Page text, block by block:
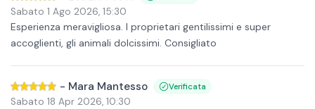
Sabato 1 Ago 2026, 15:30
Esperienza meravigliosa. I proprietari gentilissimi e super
accoglienti, gli animali dolcissimi. Consigliato
- Mara Mantesso Verificata
Sabato 18 Apr 2026, 10:30